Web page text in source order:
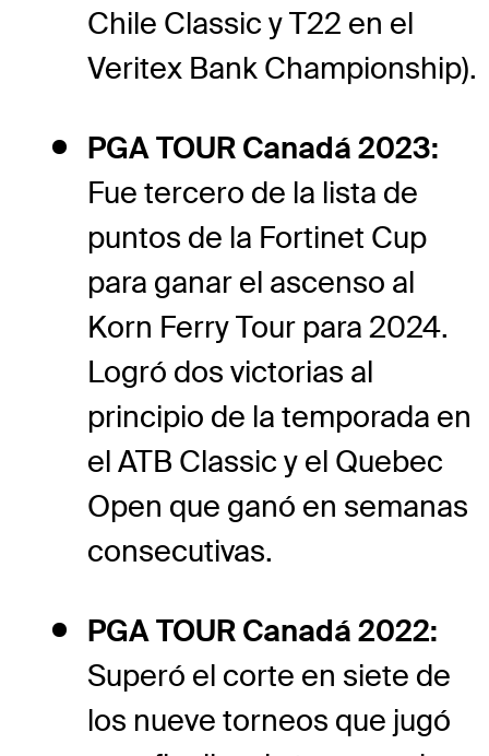
Chile Classic y T22 en el
Veritex Bank Championship).
PGA TOUR Canadá 2023:
Fue tercero de la lista de
puntos de la Fortinet Cup
para ganar el ascenso al
Korn Ferry Tour para 2024.
Logró dos victorias al
principio de la temporada en
el ATB Classic y el Quebec
Open que ganó en semanas
consecutivas.
PGA TOUR Canadá 2022:
Superó el corte en siete de
los nueve torneos que jugó